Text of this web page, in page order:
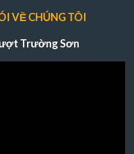
VỀ CHÚNG TÔI
Trường Sơn